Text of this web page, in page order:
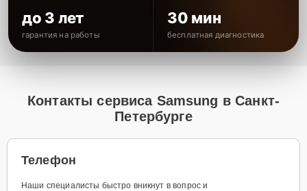
до 3 лет
гарантия на работы
30 мин
бесплатная диагностика
Контакты сервиса Samsung в Санкт-
Петербурге
Телефон
Наши специалисты быстро вникнут в вопрос и